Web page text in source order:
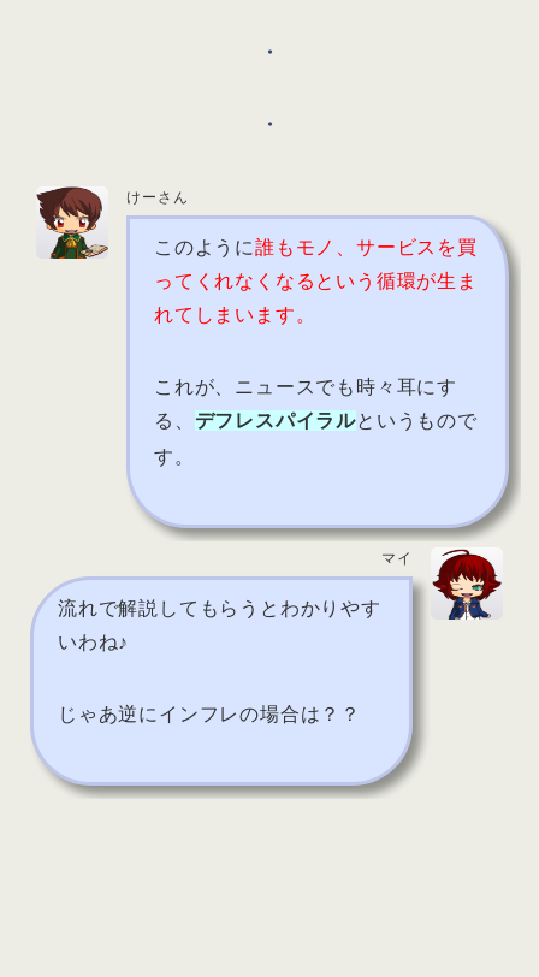
・
・
けーさん
このように誰もモノ、サービスを買
ってくれなくなるという循環が生ま
れてしまいます。
これが、ニュースでも時々耳にす
る、 デフレスパイラルというもので
す。
マイ
流れで解説してもらうとわかりやす
いわね♪
じゃあ逆にインフレの場合は？？